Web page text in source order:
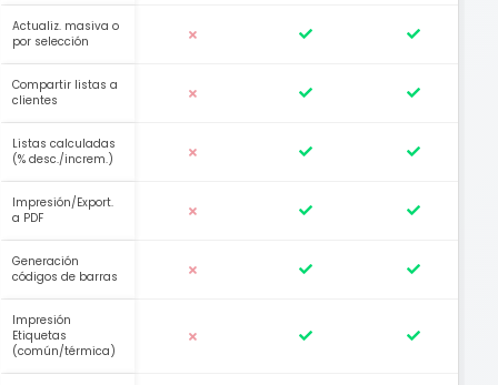
Actualiz. masiva o
por selección
Compartir listas a
clientes
Listas calculadas
(% desc./increm.)
Impresión/Export.
a PDF
Generación
códigos de barras
Impresión
Etiquetas
(común/térmica)